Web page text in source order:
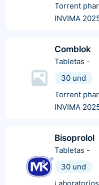
Torrent
INVIMA
Comblok
Tabletas -
30 und
Torrent
INVIMA
Bisoprolol
Tabletas -
30 und